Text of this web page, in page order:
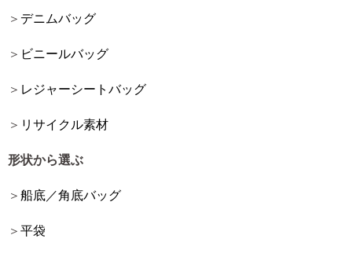
デニムバッグ
ビニールバッグ
レジャーシートバッグ
リサイクル素材
形状から選ぶ
船底／角底バッグ
平袋